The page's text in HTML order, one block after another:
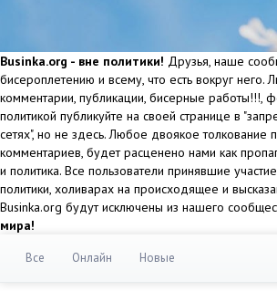
Businka.org - вне политики! Друзья, наше
бисероплетению и всему, что есть вокруг него.
комментарии, публикации, бисерные работы!!!,
политикой публикуйте на своей странице в
сетях", но не здесь. Любое двоякое толкование
комментариев, будет расценено нами как
и политика. Все пользователи принявшие
политики, холиварах на происходящее и
Businka.org будут исключены из нашего
мира!
Все Онлайн Новые